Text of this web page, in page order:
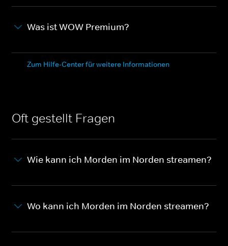
Was ist WOW Premium?
Zum Hilfe-Center für weitere Informationen
Oft gestellt Fragen
Wie kann ich Morden im Norden streamen?
Wo kann ich Morden im Norden streamen?